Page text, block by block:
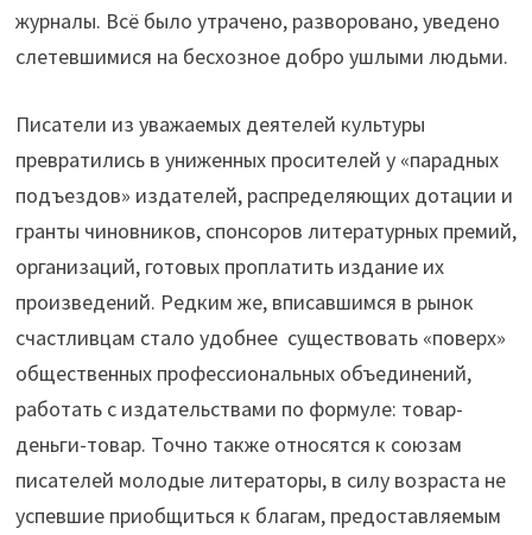
журналы. Всё было утрачено, разворовано, уведено
слетевшимися на бесхозное добро ушлыми людьми.
Писатели из уважаемых деятелей культуры
превратились в униженных просителей у «парадных
подъездов» издателей, распределяющих дотации и
гранты чиновников, спонсоров литературных премий,
организаций, готовых проплатить издание их
произведений. Редким же, вписавшимся в рынок
счастливцам стало удобнее существовать «поверх»
общественных профессиональных объединений,
работать с издательствами по формуле: товар-
деньги-товар. Точно также относятся к союзам
писателей молодые литераторы, в силу возраста не
успевшие приобщиться к благам, предоставляемым